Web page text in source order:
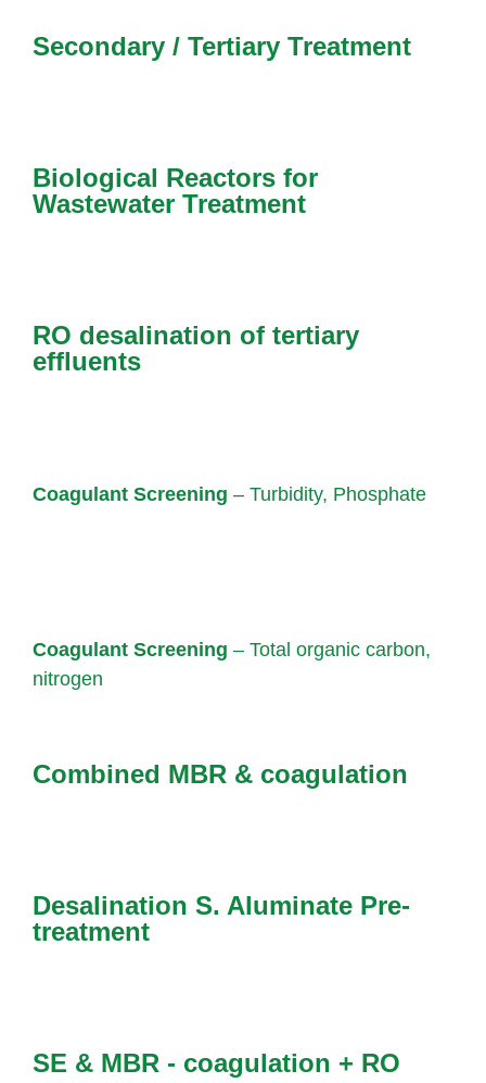
Secondary / Tertiary Treatment
Biological Reactors for
Wastewater Treatment
RO desalination of tertiary
effluents
Coagulant Screening – Turbidity, Phosphate
Coagulant Screening – Total organic carbon,
nitrogen
Combined MBR & coagulation
Desalination S. Aluminate Pre-
treatment
SE & MBR - coagulation + RO